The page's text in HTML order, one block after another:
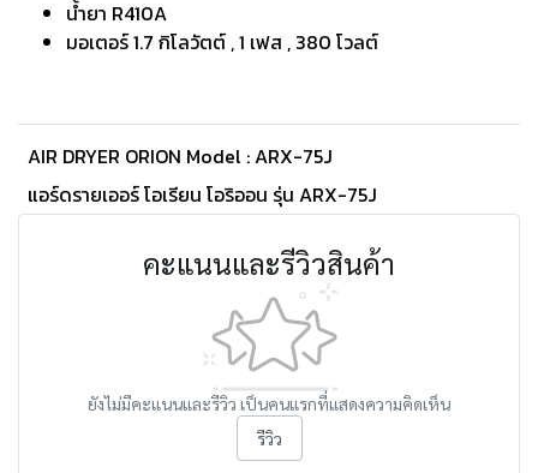
น้ำยา R410A
มอเตอร์ 1.7 กิโลวัตต์ , 1 เฟส , 380 โวลต์
AIR DRYER ORION Model : ARX-75J
แอร์ดรายเออร์ โอเรียน โอริออน รุ่น ARX-75J
คะแนนและรีวิวสินค้า
ยังไม่มีคะแนนและรีวิว เป็นคนแรกที่แสดงความคิดเห็น
รีวิว